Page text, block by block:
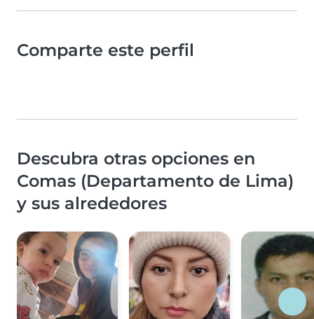
Comparte este perfil
Descubra otras opciones en
Comas (Departamento de Lima)
y sus alrededores